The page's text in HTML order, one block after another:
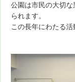
公園は市民の大切
られます。
この長年にわたる